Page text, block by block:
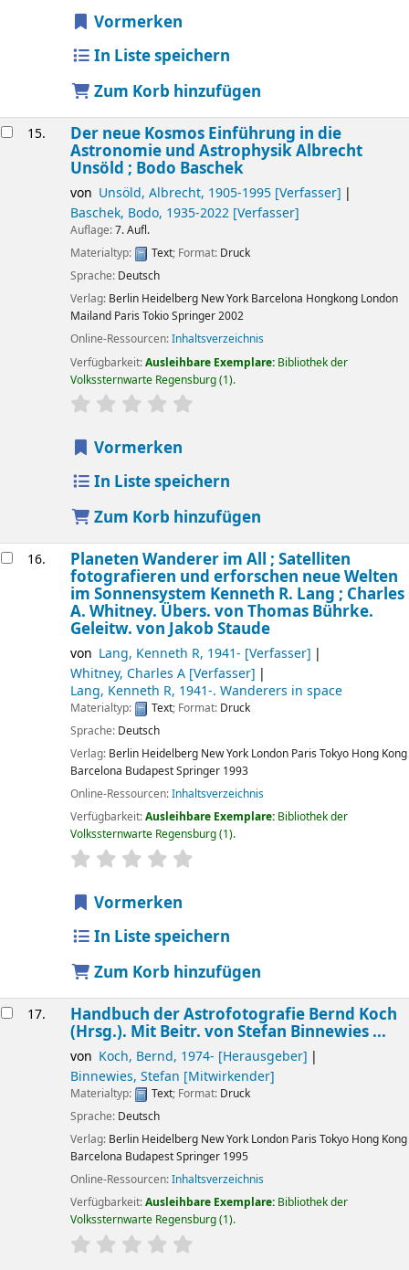
Vormerken
In Liste speichern
Zum Korb hinzufügen
15. Der neue Kosmos Einführung in die
Astronomie und AstrophysikAlbrecht
Unsöld ; Bodo Baschek
von Unsöld, Albrecht, 1905-1995[Verfasser]
Baschek, Bodo, 1935-2022[Verfasser]
Auflage:7. Aufl.
Materialtyp:
Text; Format: Druck
Sprache: Deutsch
Verlag: Berlin Heidelberg New York Barcelona Hongkong London
Mailand Paris TokioSpringer2002
Online-Ressourcen:Inhaltsverzeichnis
Verfügbarkeit:Ausleihbare Exemplare: Bibliothek der
Volkssternwarte Regensburg(1).
Sternchenbewertung
Vormerken
In Liste speichern
Zum Korb hinzufügen
16. Planeten Wanderer im All ; Satelliten
fotografieren und erforschen neue Welten
im Sonnensystem Kenneth R. Lang ; Charles
A. Whitney. Übers. von Thomas Bührke.
Geleitw. von Jakob Staude
von Lang, Kenneth R, 1941- [Verfasser]
Whitney, Charles A[Verfasser]
Lang, Kenneth R, 1941-. Wanderers in space
Materialtyp: Text; Format: Druck
Sprache: Deutsch
Verlag: Berlin Heidelberg New York London Paris Tokyo Hong Kong
Barcelona BudapestSpringer 1993
Online-Ressourcen:Inhaltsverzeichnis
Verfügbarkeit:Ausleihbare Exemplare: Bibliothek der
Volkssternwarte Regensburg(1).
Sternchenbewertung
Vormerken
In Liste speichern
Zum Korb hinzufügen
17. Handbuch der Astrofotografie Bernd Koch
(Hrsg.). Mit Beitr. von Stefan Binnewies ...
von Koch, Bernd, 1974- [Herausgeber]
Binnewies, Stefan [Mitwirkender]
Materialtyp: Text; Format: Druck
Sprache: Deutsch
Verlag: Berlin Heidelberg New York London Paris Tokyo Hong Kong
Barcelona BudapestSpringer 1995
Online-Ressourcen:Inhaltsverzeichnis
Verfügbarkeit:Ausleihbare Exemplare: Bibliothek der
Volkssternwarte Regensburg(1).
Sternchenbewertung